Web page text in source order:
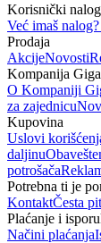
Korisnički nalog
Već imaš
Prodaja
AkcijeNovosti
Kompanija
O Kompaniji
za zajednicu
Kupovina
Uslovi
daljinu
potrošača
Potrebna ti je
KontaktČesta
Plaćanje i
Načini plaćanja